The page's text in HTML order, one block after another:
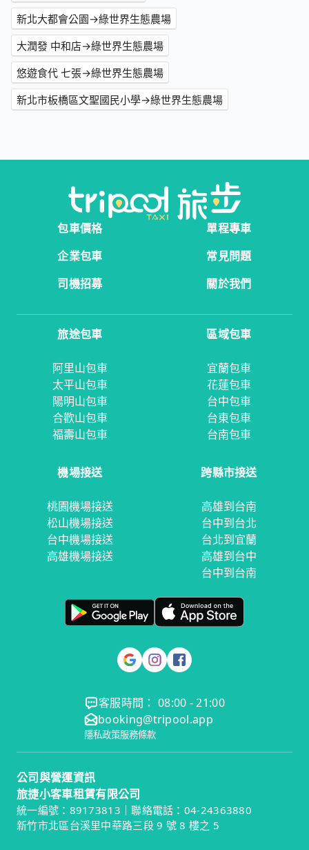
新北大都會公園→綠世界生態農場
大潤發 中和店→綠世界生態農場
悠遊食代 七張→綠世界生態農場
新北市板橋區文聖國民小學→綠世界生態農場
包車價格
單程專車
企業包車
常見問題
司機招募
關於我們
旅途包車
阿里山包車
太平山包車
陽明山包車
合歡山包車
福壽山包車
區域包車
宜蘭包車
花蓮包車
台中包車
台東包車
台南包車
機場接送
桃園機場接送
松山機場接送
台中機場接送
高雄機場接送
跨縣市接送
高雄到台南
台中到台北
台北到宜蘭
高雄到台中
台中到台南
客服時間： 08:00 - 21:00
booking@tripool.app
隱私政策服務條款
公司與營運資訊
旅捷小客車租賃有限公司
統一編號：89173813｜聯絡電話：04-24363880
新竹市北區台溪里中華路三段 9 號 8 樓之 5